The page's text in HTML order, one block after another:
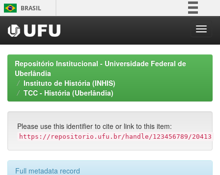
Skip
navigation
BRASIL
Participe
Acesso à informação
Repositório Institucional - Universidade Federal de
Uberlândia
Instituto de História (INHIS)
TCC - História (Uberlândia)
Please use this identifier to cite or link to this item:
https://repositorio.ufu.br/handle/123456789/20413
Full metadata record